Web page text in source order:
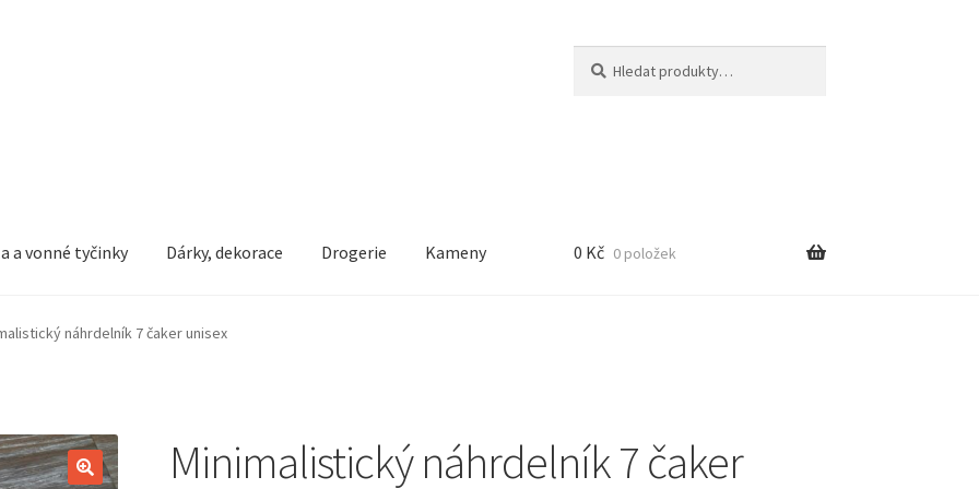
a vonné tyčinky Dárky, dekorace Drogerie Kameny
podmínky Ochrana osobních údajů
0 Kč 0 položek
náhrdelník 7 čaker unisex
Minimalistický náhrdelník 7 čaker